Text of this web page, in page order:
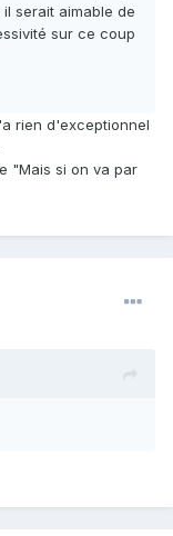
serait aimable de
sur ce coup
rien d'exceptionnel
"Mais si on va par